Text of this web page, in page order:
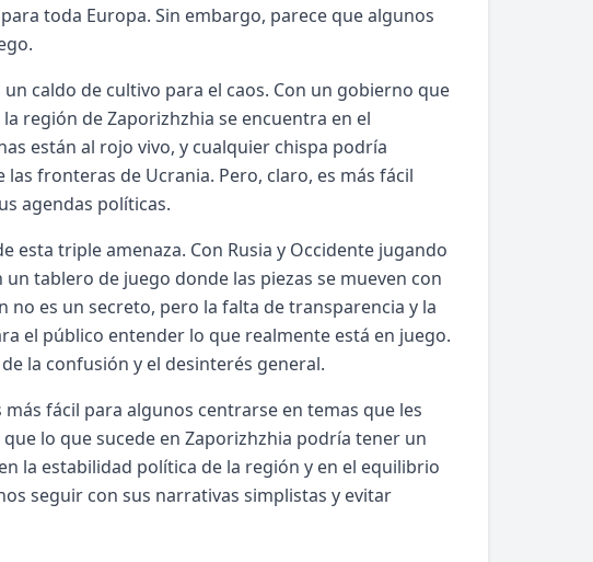
toda Europa. Sin embargo, parece que algunos
caldo de cultivo para el caos. Con un gobierno que
región de Zaporizhzhia se encuentra en el
están al rojo vivo, y cualquier chispa podría
fronteras de Ucrania. Pero, claro, es más fácil
agendas políticas.
triple amenaza. Con Rusia y Occidente jugando
tablero de juego donde las piezas se mueven con
es un secreto, pero la falta de transparencia y la
el público entender lo que realmente está en juego.
la confusión y el desinterés general.
fácil para algunos centrarse en temas que les
lo que sucede en Zaporizhzhia podría tener un
la estabilidad política de la región y en el equilibrio
seguir con sus narrativas simplistas y evitar